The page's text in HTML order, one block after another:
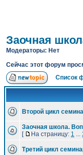
Заочная
Модераторы: Нет
Сейчас этот форум
Список
Второй цикл
Заочная школа.
[
На страницу: 1 ...
Третий цикл